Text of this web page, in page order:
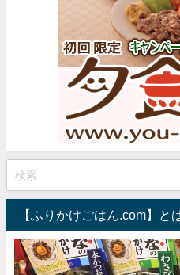
【ふりかけごはん.com】と